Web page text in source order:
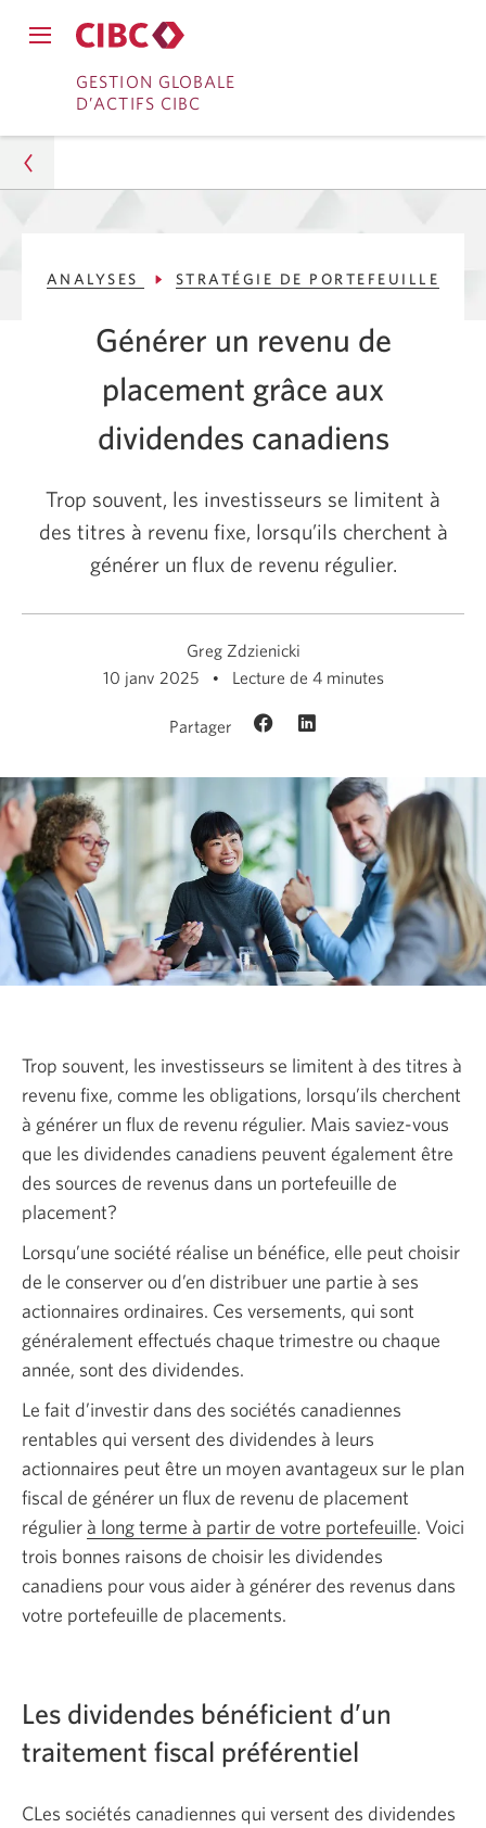
bancaires
navigation
principal.
GESTION GLOBALE
D’ACTIFS CIBC
Fermer
Gestion d’actifs
Analyses
Stratégie de portefeuille
Générer un revenu de placement grâce aux
dividendes canadiens
ANALYSES STRATÉGIE DE PORTEFEUILLE
Générer un revenu de
placement grâce aux
dividendes canadiens
Trop souvent, les investisseurs se limitent à
des titres à revenu fixe, lorsqu’ils cherchent à
générer un flux de revenu régulier.
Greg Zdzienicki
10 janv 2025
Lecture de 4 minutes
Partager
Trop souvent, les investisseurs se limitent à des titres à
revenu fixe, comme les obligations, lorsqu’ils cherchent
à générer un flux de revenu régulier. Mais saviez-vous
que les dividendes canadiens peuvent également être
des sources de revenus dans un portefeuille de
placement?
Lorsqu’une société réalise un bénéfice, elle peut choisir
de le conserver ou d’en distribuer une partie à ses
actionnaires ordinaires. Ces versements, qui sont
généralement effectués chaque trimestre ou chaque
année, sont des dividendes.
Le fait d’investir dans des sociétés canadiennes
rentables qui versent des dividendes à leurs
actionnaires peut être un moyen avantageux sur le plan
fiscal de générer un flux de revenu de placement
régulier à long terme à partir de votre portefeuille. Voici
trois bonnes raisons de choisir les dividendes
canadiens pour vous aider à générer des revenus dans
votre portefeuille de placements.
Les dividendes bénéficient d’un
traitement fiscal préférentiel
CLes sociétés canadiennes qui versent des dividendes